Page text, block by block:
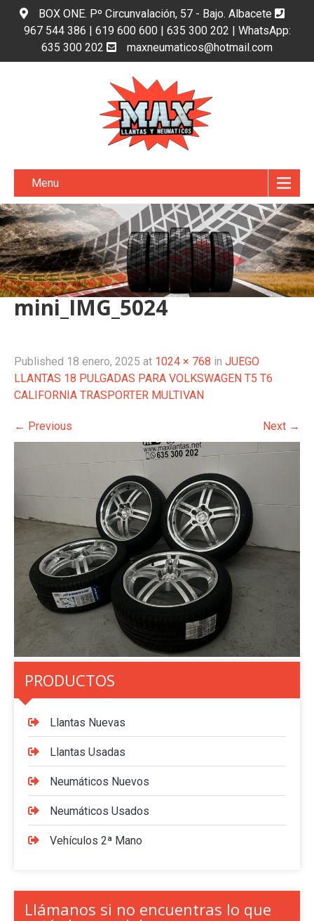
BOX ONE. Pº Circunvalación, 57 - Bajo. Albacete
967 544 386 | 619 600 600 | 635 300 202 | WhatsApp:
635 300 202
maxneumaticos@hotmail.com
Menu
mini_IMG_5024
Published 18 enero, 2025 at 1024 × 768 in JUEGO
LLANTAS 18 PULGADAS PARA VOLKSWAGEN T5 T6
CALIFORNIA TRASPORTER MULTIVAN
← Previous Next →
PRODUCTOS
Llantas Nuevas
Llantas Usadas
Neumáticos Nuevos
Neumáticos Usados
Vehículos 2ª Mano
Llámanos si no encuentras lo que